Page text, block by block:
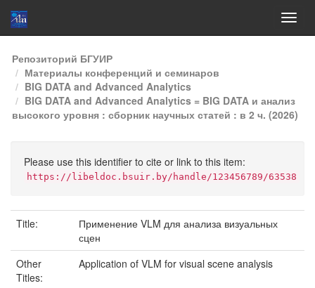
Skip
navigation
Репозиторий БГУИР
Материалы конференций и семинаров
BIG DATA and Advanced Analytics
BIG DATA and Advanced Analytics = BIG DATA и анализ
высокого уровня : сборник научных статей : в 2 ч. (2026)
Please use this identifier to cite or link to this item:
https://libeldoc.bsuir.by/handle/123456789/63538
Title:
Применение VLM для анализа визуальных
сцен
Other
Titles:
Application of VLM for visual scene analysis